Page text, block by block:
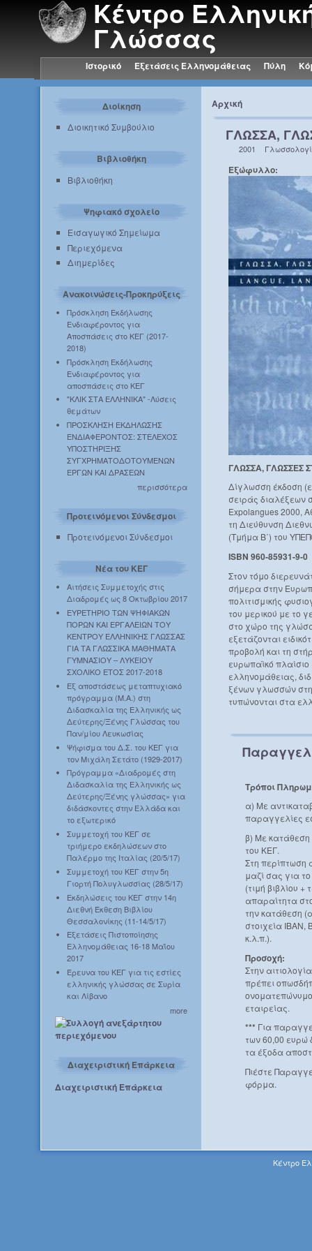
Κέντρο
Γλώσσας
Ιστορικό Εξετάσεις Ελληνομάθειας Πύλη
Διοίκηση
Διοικητικό Συμβούλιο
Βιβλιοθήκη
Βιβλιοθήκη
Ψηφιακό σχολείο
Εισαγωγικό Σημείωμα
Περιεχόμενα
Διημερίδες
Ανακοινώσεις-Προκηρύξεις
Πρόσκληση Εκδήλωσης
Ενδιαφέροντος για
Αποσπάσεις στο ΚΕΓ (2017-
2018)
Πρόσκληση Εκδήλωσης
Ενδιαφέροντος για
αποσπάσεις στο ΚΕΓ
"ΚΛΙΚ ΣΤΑ ΕΛΛΗΝΙΚΑ" -Λύσεις
θεμάτων
ΠΡΟΣΚΛΗΣΗ ΕΚΔΗΛΩΣΗΣ
ΕΝΔΙΑΦΕΡΟΝΤΟΣ: ΣΤΕΛΕΧΟΣ
ΥΠΟΣΤΗΡΙΞΗΣ
ΣΥΓΧΡΗΜΑΤΟΔΟΤΟΥΜΕΝΩΝ
ΕΡΓΩΝ ΚΑΙ ΔΡΑΣΕΩΝ
περισσότερα
Προτεινόμενοι Σύνδεσμοι
Προτεινόμενοι Σύνδεσμοι
Νέα του ΚΕΓ
Αιτήσεις Συμμετοχής στις
Διαδρομές ως 8 Οκτωβρίου 2017
ΕΥΡΕΤΗΡΙΟ ΤΩΝ ΨΗΦΙΑΚΩΝ
ΠΟΡΩΝ ΚΑΙ ΕΡΓΑΛΕΙΩΝ ΤΟΥ
ΚΕΝΤΡΟΥ ΕΛΛΗΝΙΚΗΣ ΓΛΩΣΣΑΣ
ΓΙΑ ΤΑ ΓΛΩΣΣΙΚΑ ΜΑΘΗΜΑΤΑ
ΓΥΜΝΑΣΙΟΥ – ΛΥΚΕΙΟΥ
ΣΧΟΛΙΚΟ ΕΤΟΣ 2017-2018
Εξ αποστάσεως μεταπτυχιακό
πρόγραμμα (Μ.Α.) στη
Διδασκαλία της Ελληνικής ως
Δεύτερης/Ξένης Γλώσσας του
Παν/μίου Λευκωσίας
Ψήφισμα του Δ.Σ. του ΚΕΓ για
τον Μιχάλη Σετάτο (1929-2017)
Πρόγραμμα «Διαδρομές στη
Διδασκαλία της Ελληνικής ως
Δεύτερης/Ξένης γλώσσας» για
διδάσκοντες στην Ελλάδα και
το εξωτερικό
Συμμετοχή του ΚΕΓ σε
τριήμερο εκδηλώσεων στο
Παλέρμο της Ιταλίας (20/5/17)
Συμμετοχή του ΚΕΓ στην 5η
Γιορτή Πολυγλωσσίας (28/5/17)
Εκδηλώσεις του ΚΕΓ στην 14η
Διεθνή Έκθεση Βιβλίου
Θεσσαλονίκης (11-14/5/17)
Εξετάσεις Πιστοποίησης
Ελληνομάθειας 16-18 Μαΐου
2017
Έρευνα του ΚΕΓ για τις εστίες
ελληνικής γλώσσας σε Συρία
και Λίβανο
more
Διαχειριστική Επάρκεια
Διαχειριστική Επάρκεια
Αρχική
ΓΛΩΣΣΑ,
2001
Εξώφυλλο:
ΓΛΩΣΣΑ, ΓΛΩΣΣΕΣ
Δίγλωσση έκδοση
σειράς διαλέξεων
Expolangues 2000,
τη Διεύθυνση
(Τμήμα Β΄) του
ISBN 960-85931-9-0
Στον τόμο
σήμερα στην
πολιτισμικής
του μερικού με το
στο χώρο της
εξετάζονται
προβολή και τη
ευρωπαϊκό πλαίσιο
ελληνομάθειας,
ξένων γλωσσών
τυπώνονται στα
Τρόποι
α) Με
παραγγελίες
β) Με κατάθεση
του ΚΕΓ.
Στη περίπτωση
μαζί σας για
(τιμή βιβλίου
απαραίτητα
την κατάθεση
στοιχεία IBAN,
κ.λ.π.).
Προσοχή:
Στην
πρέπει
εταιρείας.
*** Για
των 60,00 ευρώ
τα έξοδα
Πιέστε
φόρμα.
Κέντρο